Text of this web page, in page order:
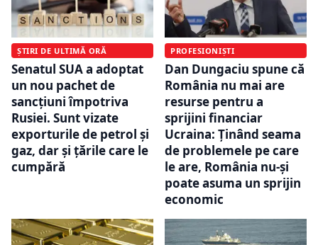
ȘTIRI DE ULTIMĂ ORĂ
Senatul SUA a adoptat
un nou pachet de
sancțiuni împotriva
Rusiei. Sunt vizate
exporturile de petrol și
gaz, dar și țările care le
cumpără
PROFESIONIȘTI
Dan Dungaciu spune că
România nu mai are
resurse pentru a
sprijini financiar
Ucraina: Ținând seama
de problemele pe care
le are, România nu-și
poate asuma un sprijin
economic